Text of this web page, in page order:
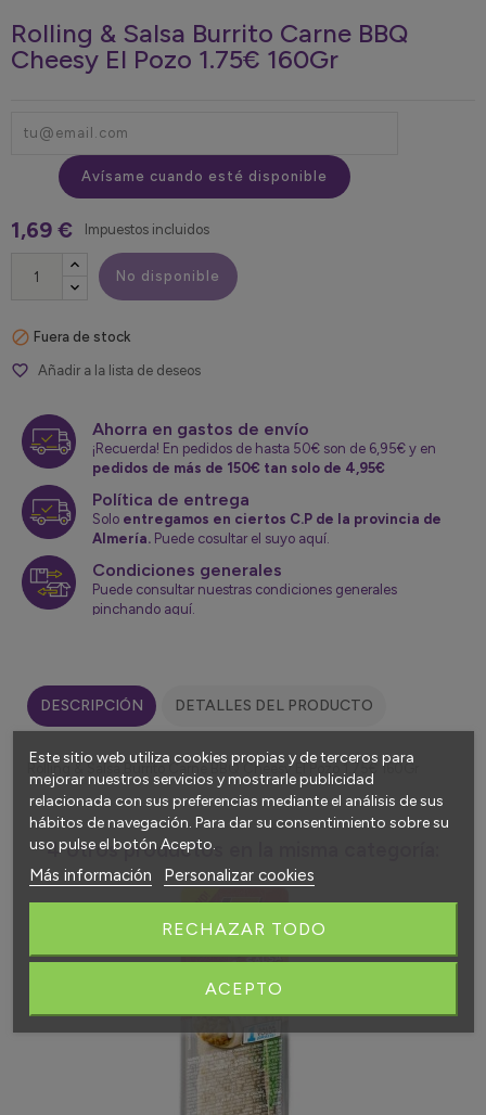
Rolling & Salsa Burrito Carne BBQ
Cheesy El Pozo 1.75€ 160Gr
Avísame cuando esté disponible
1,69 € Impuestos incluidos
No disponible
 Fuera de stock
favorite_border Añadir a la lista de deseos
Ahorra en gastos de envío
¡Recuerda! En pedidos de hasta 50€ son de 6,95€ y en
pedidos de más de 150€ tan solo de 4,95€
Política de entrega
Solo entregamos en ciertos C.P de la provincia de
Almería. Puede cosultar el suyo aquí.
Condiciones generales
Puede consultar nuestras condiciones generales
pinchando aquí.
DESCRIPCIÓN DETALLES DEL PRODUCTO
Rolling & Salsa Burrito Carne BBQ Cheesy El Pozo 1.75€ 160Gr
4 otros productos en la misma categoría:
Este sitio web utiliza cookies propias y de terceros para
mejorar nuestros servicios y mostrarle publicidad
relacionada con sus preferencias mediante el análisis de sus
hábitos de navegación. Para dar su consentimiento sobre su
uso pulse el botón Acepto.
Más información Personalizar cookies
RECHAZAR TODO
ACEPTO